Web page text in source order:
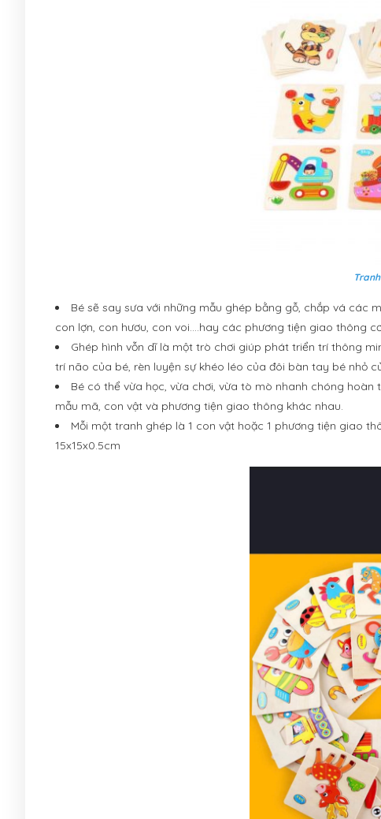
Bé sẽ say sưa với những mẫu ghép bằng gỗ, chắp vá các
con lợn, con hươu, con voi….hay các phương tiện giao thông
Ghép hình vỗn dĩ là một trò chơi giúp phát triển trí thông
trí não của bé, rèn luyện sự khéo léo của đôi bàn tay bé nhỏ
Bé có thể vừa học, vừa chơi, vừa tò mò nhanh chóng
mẫu mã, con vật và phương tiện giao thông khác nhau.
Mỗi một tranh ghép là 1 con vật hoặc 1 phương tiện giao
15x15x0.5cm